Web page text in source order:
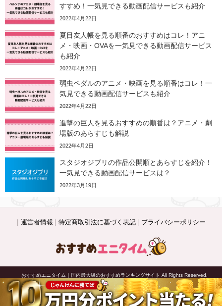
すすめ！一気見できる動画配信サービスも紹介
2022年4月22日
夏目友人帳を見る順番のおすすめはコレ！アニ
メ・映画・OVAを一気見できる動画配信サービス
も紹介
2022年4月22日
弱虫ペダルのアニメ・映画を見る順番はコレ！一
気見できる動画配信サービスも紹介
2022年4月22日
進撃の巨人を見るおすすめの順番は？アニメ・劇
場版のあらすじも解説
2022年4月2日
スタジオジブリの作品公開順とあらすじを紹介！
一気見できる動画配信サービスは？
2022年3月19日
運営者情報 特定商取引法に基づく表記 プライバシーポリシー
© おすすめエニタイム｜国内最大級のおすすめランキングサイト All Rights Reserved.